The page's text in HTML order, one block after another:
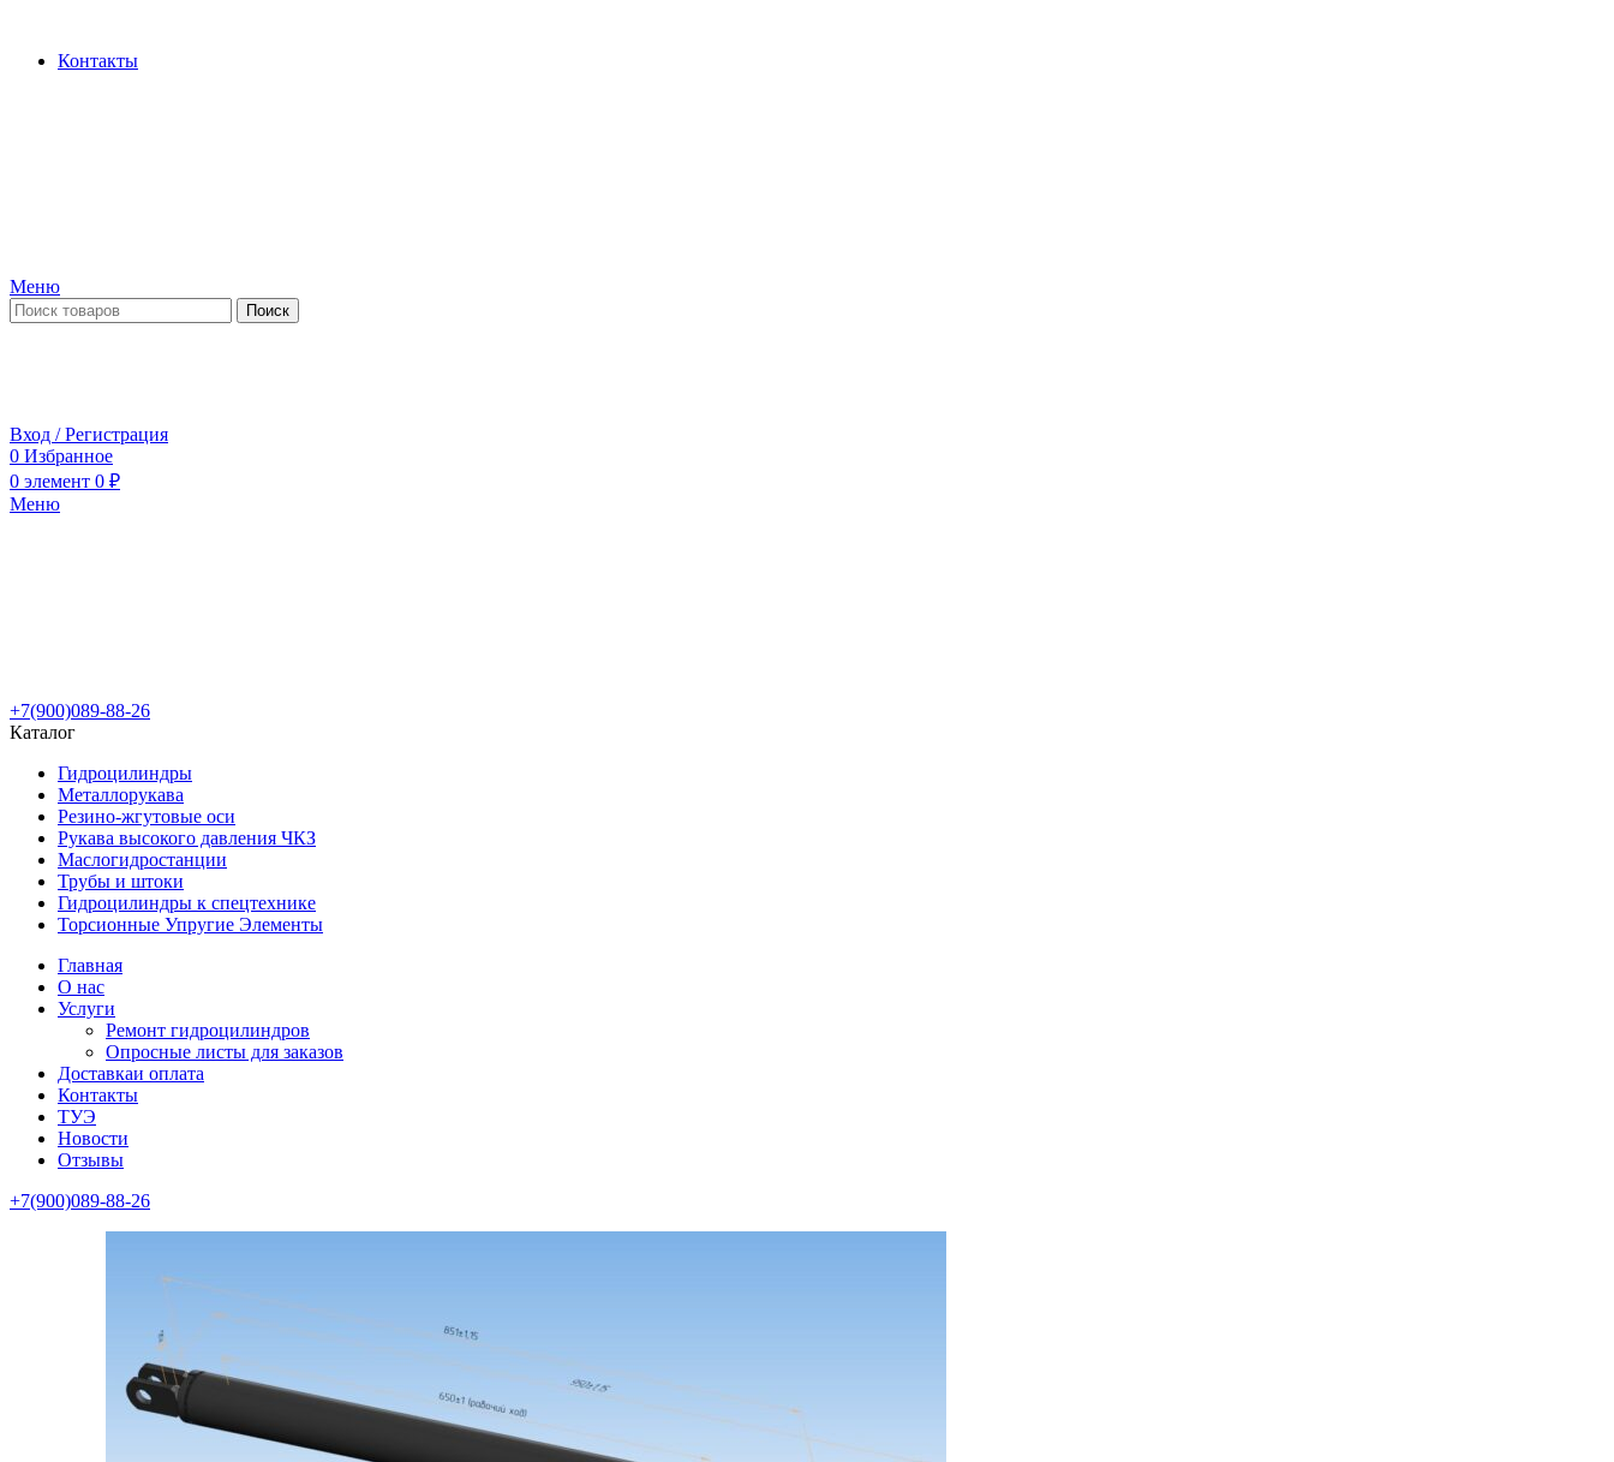
Контакты
Меню
Поиск
Вход / Регистрация
0 Избранное
0 элемент 0 ₽
Меню
+7(900)089-88-26
Каталог
Гидроцилиндры
Металлорукава
Резино-жгутовые оси
Рукава высокого давления ЧКЗ
Маслогидростанции
Трубы и штоки
Гидроцилиндры к спецтехнике
Торсионные Упругие Элементы
Главная
О нас
Услуги
Ремонт гидроцилиндров
Опросные листы для заказов
Доставкаи оплата
Контакты
ТУЭ
Новости
Отзывы
+7(900)089-88-26